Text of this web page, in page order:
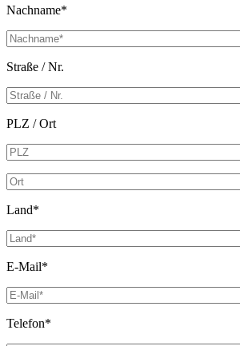
Nachname*
Straße / Nr.
PLZ / Ort
Land*
E-Mail*
Telefon*